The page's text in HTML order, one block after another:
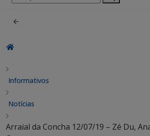
por:
Informativos
Notícias
Arraial da Concha 12/07/19 – Zé Du,